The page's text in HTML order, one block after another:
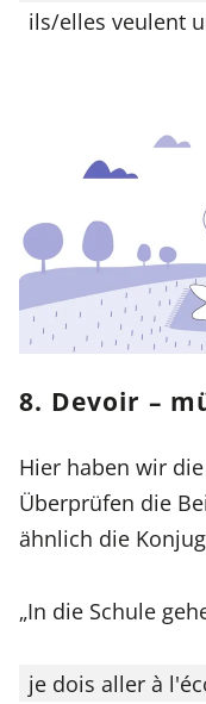
ils/elles veulent
8. Devoir –
Hier haben wir
Überprüfen die
ähnlich die
„In die Schule
je dois aller à